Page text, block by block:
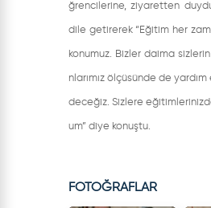
ğrencilerine, ziyaretten
dile getirerek “Eğitim her
konumuz. Bizler daima sizlerin
nlarımız ölçüsünde de
deceğiz. Sizlere
um” diye konuştu.
FOTOĞRAFLAR